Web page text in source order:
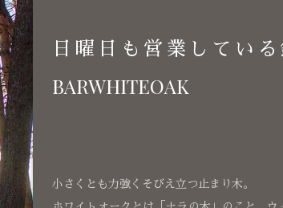
日曜日も営業している
BARWHITEOAK
小さくとも力強くそびえ立つ止まり木。